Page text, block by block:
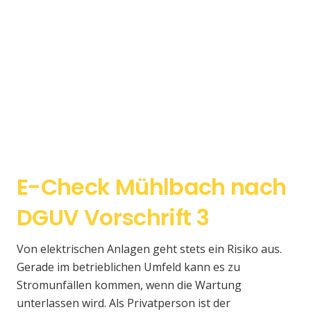
E-Check Mühlbach nach
DGUV Vorschrift 3
Von elektrischen Anlagen geht stets ein Risiko aus.
Gerade im betrieblichen Umfeld kann es zu
Stromunfällen kommen, wenn die Wartung
unterlassen wird. Als Privatperson ist der